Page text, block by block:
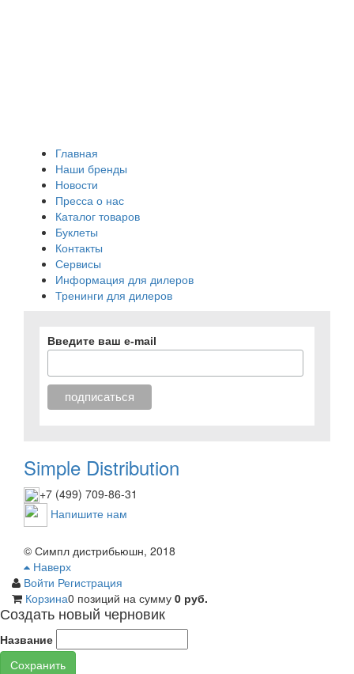
Главная
Наши бренды
Новости
Пресса о нас
Каталог товаров
Буклеты
Контакты
Сервисы
Информация для дилеров
Тренинги для дилеров
Введите ваш e-mail
Simple Distribution
+7 (499) 709-86-31
Напишите нам
© Симпл дистрибьюшн, 2018
Наверх
Войти Регистрация
Корзина0 позиций на сумму 0 руб.
Создать новый черновик
Название
Сохранить